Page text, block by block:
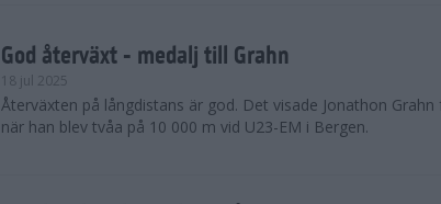
God återväxt - medalj till Grahn
18 jul 2025
Återväxten på långdistans är god. Det visade Jonathon
när han blev tvåa på 10 000 m vid U23-EM i Bergen.